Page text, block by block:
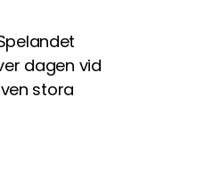
dagen vid
stora